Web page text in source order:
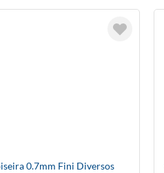
0.7mm Fini Diversos